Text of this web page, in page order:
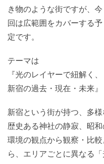
き物のような街ですが、今
回は広範囲をカバーする予
定です。
テーマは
『光のレイヤーで紐解く、
新宿の過去・現在・未来』
新宿という街が持つ、多
歴史ある神社の静寂、昭
環境の観点から観察・比
ら、エリアごとに異なる